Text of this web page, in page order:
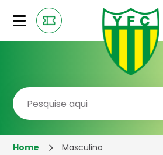
Home Masculino